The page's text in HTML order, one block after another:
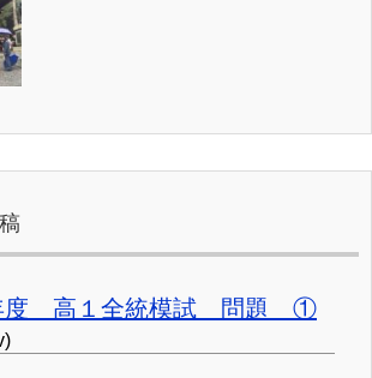
度 高１全統模試 問題 ①